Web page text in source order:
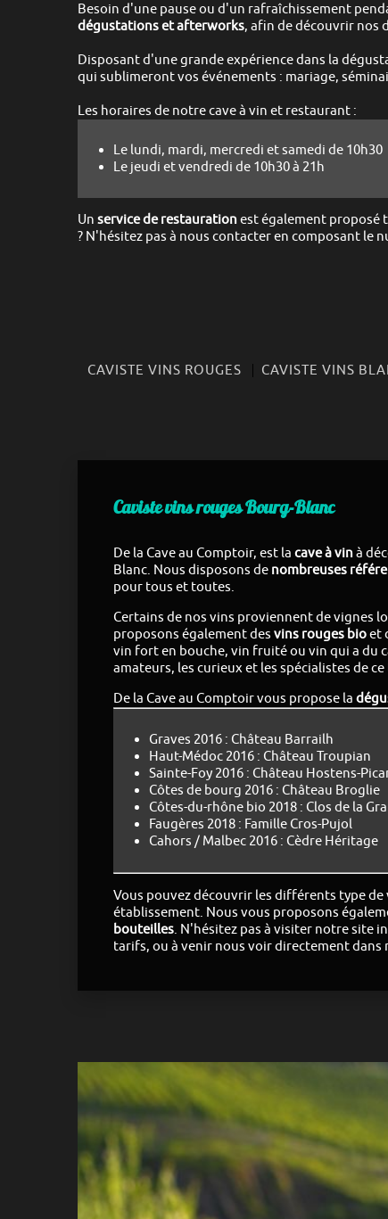
Besoin d'une pause ou d'un rafraîchissement
dégustations etafterworks, afin de découvrir nos
Disposant d'une grande expérience dans la
qui sublimeront vos événements : mariage,
Les horaires de notre cave à vin et restaurant :
Le lundi, mardi, mercredi et samedi de 10h30
Le jeudi et vendredi de 10h30 à 21h
Un service de restaurationest également proposé
? N'hésitez pas à nous contacter en composant le
CAVISTE VINS ROUGES CAVISTE VINS
Caviste vins rouges Bourg-Blanc
De la Cave au Comptoir, est la cave à vinà
Blanc. Nous disposons de nombreuses
pour tous et toutes.
Certains de nos vins proviennent de vignes
proposons également des vins rouges bioet
vin fort en bouche, vin fruité ou vin qui a du
amateurs, les curieux et les spécialistes de ce
De la Cave au Comptoir vous propose la
Graves 2016 : Château Barrailh
Haut-Médoc 2016 : Château Troupian
Sainte-Foy 2016 : Château Hostens-
Côtes de bourg 2016 : Château Broglie
Côtes-du-rhône bio 2018 : Clos de la
Faugères 2018 : Famille Cros-Pujol
Cahors / Malbec 2016 : Cèdre Héritage
Vous pouvez découvrir les différents type de
établissement. Nous vous proposons
bouteilles. N'hésitez pas à visiter notre site
tarifs, ou à venir nous voir directement dans